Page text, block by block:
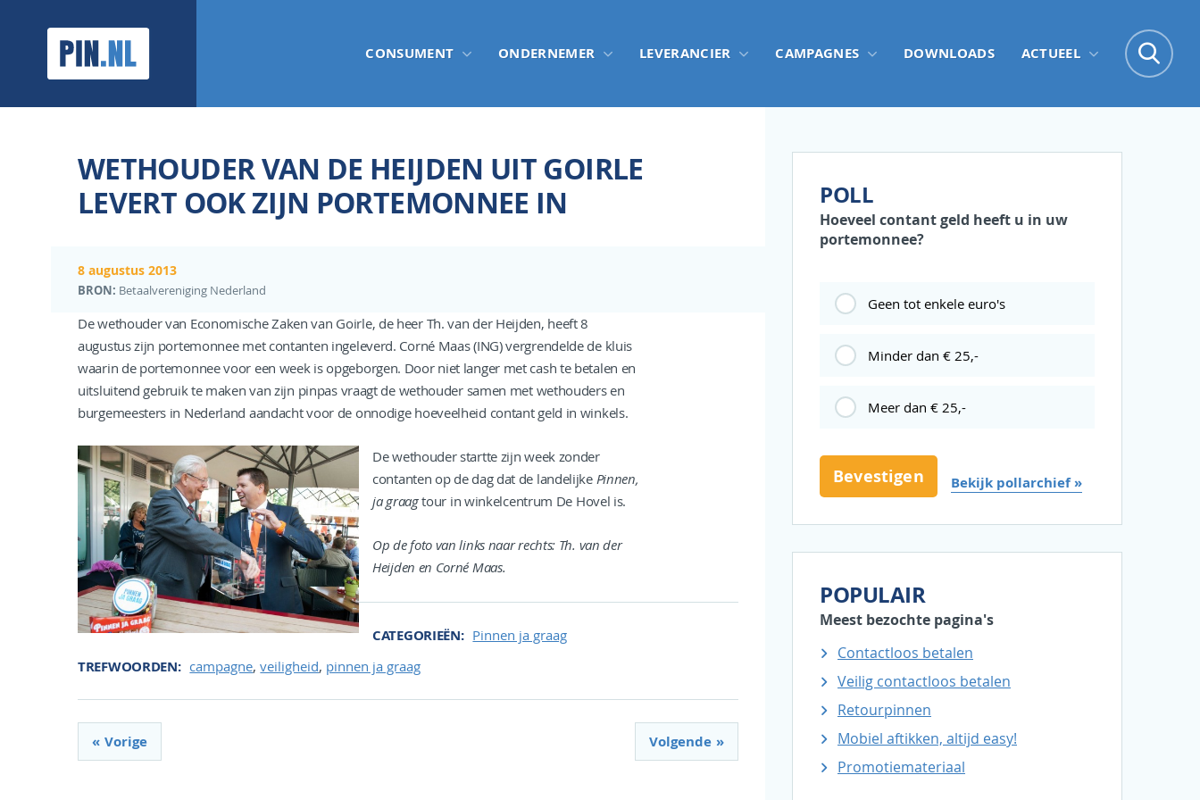
CONSUMENT ONDERNEMER LEVERANCIER CAMPAGNES DOWNLOADS ACTUEEL
WETHOUDER VAN DE HEIJDEN UIT GOIRLE
LEVERT OOK ZIJN PORTEMONNEE IN
8 augustus 2013
BRON: Betaalvereniging Nederland
De wethouder van Economische Zaken van Goirle, de heer Th. van der Heijden, heeft 8
augustus zijn portemonnee met contanten ingeleverd. Corné Maas (ING) vergrendelde de kluis
waarin de portemonnee voor een week is opgeborgen. Door niet langer met cash te betalen en
uitsluitend gebruik te maken van zijn pinpas vraagt de wethouder samen met wethouders en
burgemeesters in Nederland aandacht voor de onnodige hoeveelheid contant geld in winkels.
De wethouder startte zijn week zonder
contanten op de dag dat de landelijke Pinnen,
ja graagtour in winkelcentrum De Hovel is.
Op de foto van links naar rechts: Th. van der
Heijden en Corné Maas.
CATEGORIEËN Pinnen ja graag
TREFWOORDEN campagne,veiligheid, pinnen ja graag
Vorige Volgende
POLL
Hoeveel contant geld heeft u in uw
portemonnee?
Geen tot enkele euro's
Minder dan € 25,-
Meer dan € 25,-
Bekijk pollarchief »
POPULAIR
Meest bezochte pagina's
Contactloos betalen
Veilig contactloos betalen
Retourpinnen
Mobiel aftikken, altijd easy!
Promotiemateriaal